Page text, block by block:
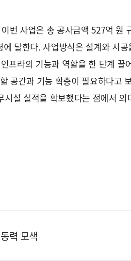
번 사업은 총 공사금액 527억
달한다. 사업방식은 설계와 시
프라의 기능과 역할을 한 단계
공간과 기능 확충이 필요하다고
설 실적을 확보했다는 점에서
력 모색